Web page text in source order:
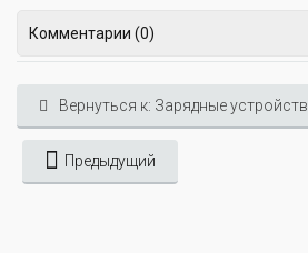
Комментарии (0)
Вернуться к: Зарядные
Предыдущий